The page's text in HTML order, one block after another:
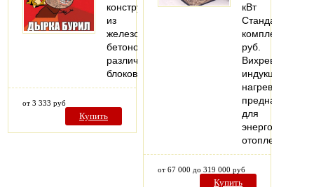
конструкций
из
железобетонов,
бетонов,
различных
блоков
от 3 333 руб
Купить
кВт
Стандартная
руб.
Вихревой
индукционный
нагреватель
предназначен
для
отопления…
от 67 000 до 319 000 руб
Купить